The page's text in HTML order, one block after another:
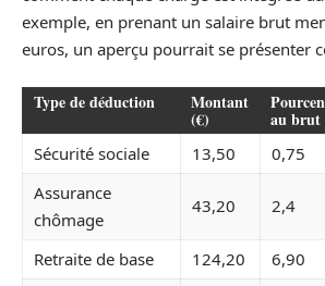
exemple, en prenant un salaire brut
euros, un aperçu pourrait se présenter
Type de déduction Montant
(€) au brut
Sécurité sociale 13,50
0,75
Assurance
chômage
43,20 2,4
Retraite de base 124,20
6,90